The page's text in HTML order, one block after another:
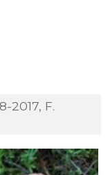
2017, F.